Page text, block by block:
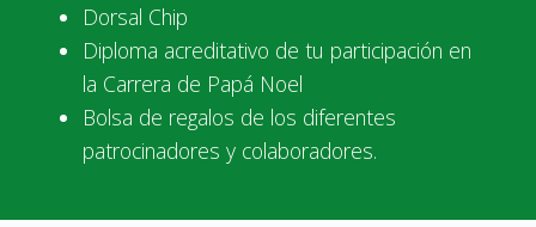
Dorsal Chip
Diploma acreditativo de tu participación en
la Carrera de Papá Noel
Bolsa de regalos de los diferentes
patrocinadores y colaboradores.